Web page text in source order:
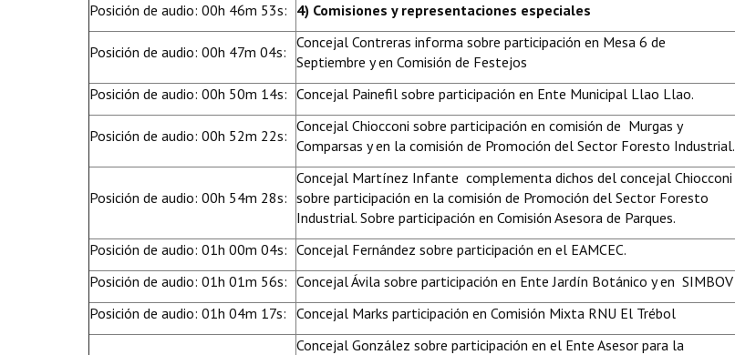
Posición de audio: 00h 46m 53s: 4) Comisiones y representaciones especiales
Posición de audio: 00h 47m 04s:
Concejal Contreras informa sobre participación en Mesa 6 de
Septiembre y en Comisión de Festejos
Posición de audio: 00h 50m 14s: Concejal Painefil sobre participación en Ente Municipal Llao Llao.
Posición de audio: 00h 52m 22s:
Concejal Chiocconi sobre participación en comisión de Murgas y
Comparsas y en la comisión de Promoción del Sector Foresto Industrial.
Posición de audio: 00h 54m 28s:
Concejal Martínez Infante complementa dichos del concejal Chiocconi
sobre participación en la comisión de Promoción del Sector Foresto
Industrial. Sobre participación en Comisión Asesora de Parques.
Posición de audio: 01h 00m 04s: Concejal Fernández sobre participación en el EAMCEC.
Posición de audio: 01h 01m 56s: Concejal Ávila sobre participación en Ente Jardín Botánico y en SIMBOV
Posición de audio: 01h 04m 17s: Concejal Marks participación en Comisión Mixta RNU El Trébol
Concejal González sobre participación en el Ente Asesor para la